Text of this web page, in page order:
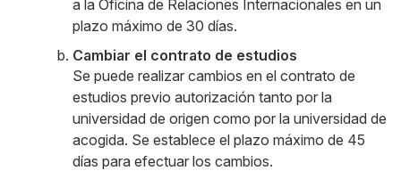
a la Oficina de Relaciones Internacionales en un
plazo máximo de 30 días.
Cambiar el contrato de estudios
Se puede realizar cambios en el contrato de
estudios previo autorización tanto por la
universidad de origen como por la universidad de
acogida. Se establece el plazo máximo de 45
días para efectuar los cambios.